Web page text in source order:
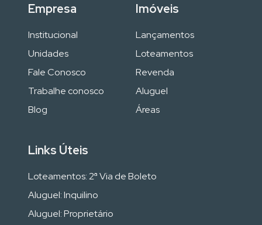
Empresa
Institucional
Unidades
Fale Conosco
Trabalhe conosco
Blog
Imóveis
Lançamentos
Loteamentos
Revenda
Aluguel
Áreas
Links Úteis
Loteamentos: 2ª Via de Boleto
Aluguel: Inquilino
Aluguel: Proprietário